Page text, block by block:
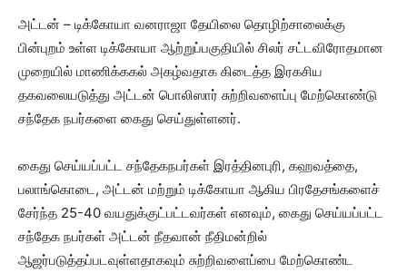
அட்டன் – டிக்கோயா வனராஜா தேயிலை தொழிற்சாலைக்கு
பின்புறம் உள்ள டிக்கோயா ஆற்றுப்பகுதியில் சிலர் சட்டவிரோதமான
முறையில் மாணிக்ககல் அகழ்வதாக கிடைத்த இரகசிய
தகவலையடுத்து அட்டன் பொலிஸார் சுற்றிவளைப்பு மேற்கொண்டு
சந்தேக நபர்களை கைது செய்துள்ளனர்.
கைது செய்யப்பட்ட சந்தேகநபர்கள் இரத்தினபுரி, கஹவத்தை,
பலாங்கொடை, அட்டன் மற்றும் டிக்கோயா ஆகிய பிரதேசங்களைச்
சேர்ந்த 25-40 வயதுக்குட்பட்டவர்கள் எனவும், கைது செய்யப்பட்ட
சந்தேக நபர்கள் அட்டன் நீதவான் நீதிமன்றில்
ஆஜர்படுத்தப்படவுள்ளதாகவும் சுற்றிவளைப்பை மேற்கொண்ட